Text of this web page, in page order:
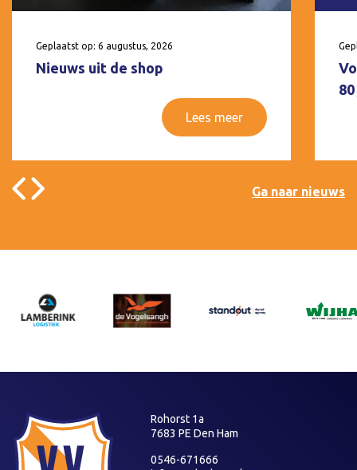
Geplaatst op: 6 augustus, 2026
Nieuws uit de shop
Lees meer
Ga naar nieuws
Rohorst 1a
7683 PE Den Ham
0546-671666